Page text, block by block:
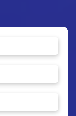
hoạt động: -20 ~